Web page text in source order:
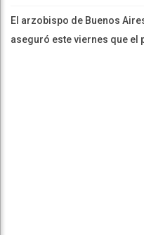
El arzobispo de Buenos
aseguró este viernes que el